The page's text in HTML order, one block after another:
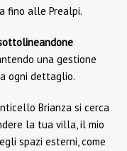
fino alle Prealpi.
una gestione
ogni dettaglio.
Brianza si cerca
la tua villa, il mio
spazi esterni, come